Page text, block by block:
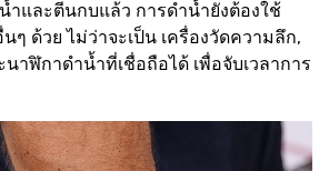
ำและตีนกบแล้ว การดำน้ำยังต้องใช้
ด้วย ไม่ว่าจะเป็น เครื่องวัดความลึก,
นาฬิกาดำน้ำที่เชื่อถือได้ เพื่อจับเวลาการ